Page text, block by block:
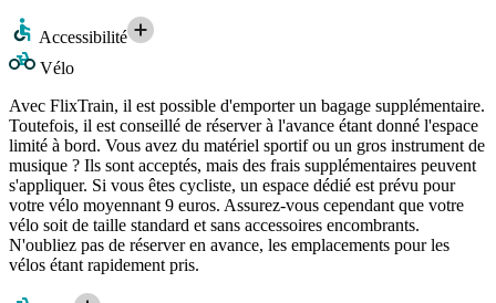
Accessibilité
Vélo
Avec FlixTrain, il est possible d'emporter un bagage supplémentaire.
Toutefois, il est conseillé de réserver à l'avance étant donné l'espace
limité à bord. Vous avez du matériel sportif ou un gros instrument de
musique ? Ils sont acceptés, mais des frais supplémentaires peuvent
s'appliquer. Si vous êtes cycliste, un espace dédié est prévu pour
votre vélo moyennant 9 euros. Assurez-vous cependant que votre
vélo soit de taille standard et sans accessoires encombrants.
N'oubliez pas de réserver en avance, les emplacements pour les
vélos étant rapidement pris.